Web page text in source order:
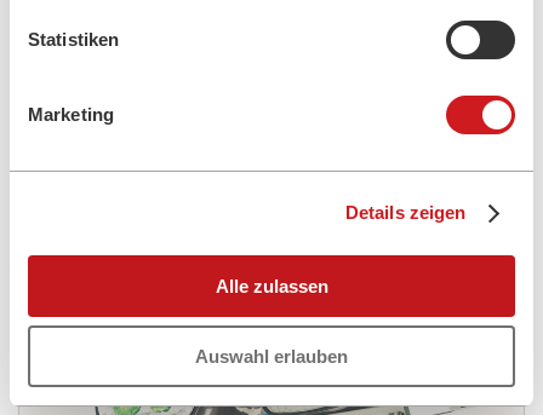
Statistiken
Marketing
Details zeigen
Alle zulassen
Auswahl erlauben
heute geöffnet von:
16:00 - 21:30 Uhr